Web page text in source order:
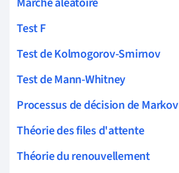
Test F
Test de Kolmogorov-Smirnov
Test de Mann-Whitney
Processus de décision de Markov
Théorie des files d'attente
Théorie du renouvellement